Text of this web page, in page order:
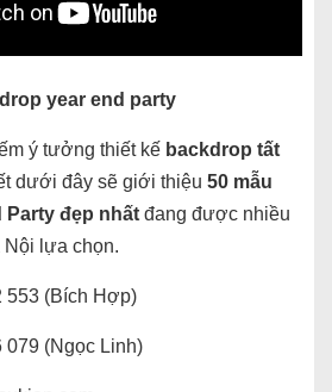
year end party
ý tưởng thiết kế backdrop tất
dưới đây sẽ giới thiệu 50 mẫu
Party đẹp nhất đang được nhiều
Nội lựa chọn.
553 (Bích Hợp)
079 (Ngọc Linh)